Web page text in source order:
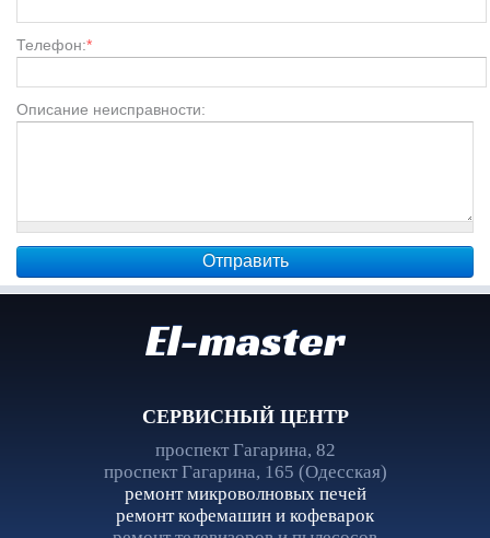
Телефон:*
Описание неисправности:
El-master
СЕРВИСНЫЙ ЦЕНТР
проспект Гагарина, 82
проспект Гагарина, 165 (Одесская)
ремонт микроволновых печей
ремонт кофемашин и кофеварок